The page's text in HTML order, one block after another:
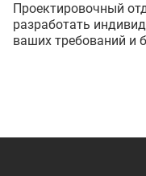
Проектировочный
разработать
ваших требований и